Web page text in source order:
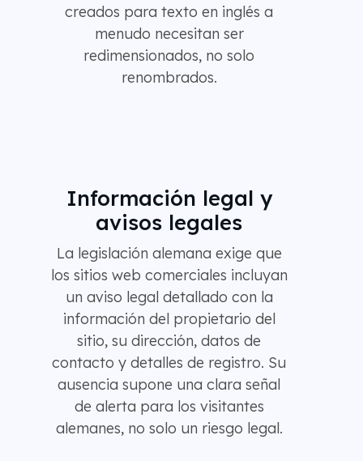
creados para texto en inglés a
menudo necesitan ser
redimensionados, no solo
renombrados.
Información legal y
avisos legales
La legislación alemana exige que
los sitios web comerciales incluyan
un aviso legal detallado con la
información del propietario del
sitio, su dirección, datos de
contacto y detalles de registro. Su
ausencia supone una clara señal
de alerta para los visitantes
alemanes, no solo un riesgo legal.